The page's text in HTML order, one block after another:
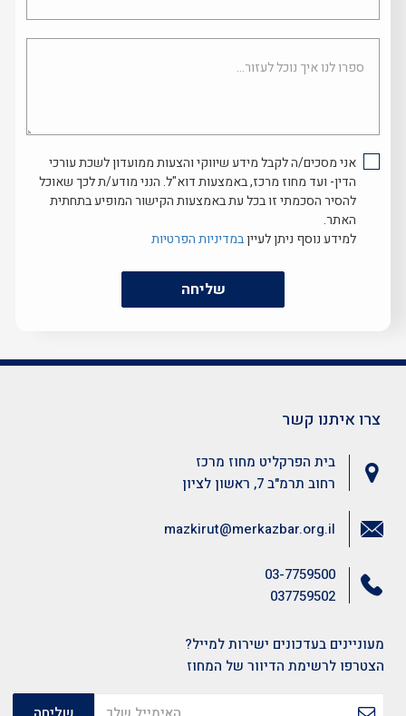
ספרו
לנו
אני מסכים/ה לקבל מידע שיווקי והצעות ממועדון לשכת עורכי
הדין- ועד מחוז מרכז, באמצעות דוא"ל. הנני מודע/ת לכך שאוכל
להסיר הסכמתי זו בכל עת באמצעות הקישור המופיע בתחתית
האתר.
למידע נוסף ניתן לעייןבמדיניות הפרטיות
שליחה
צרו איתנו קשר
בית הפרקליט מחוז מרכז
רחוב תרמ"ב 7, ראשון לציון
03-7759500
037759502
mazkirut@merkazbar.org.il
מעוניינים בעדכונים ישירות למייל?
הצטרפו לרשימת הדיוור של המחוז